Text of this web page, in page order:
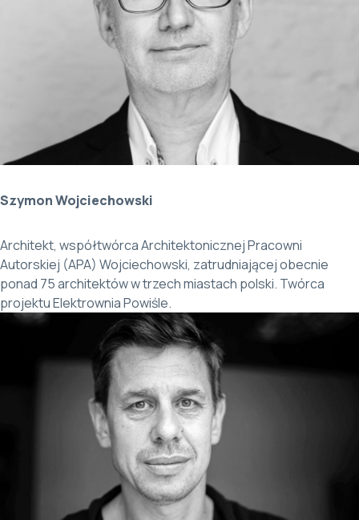
Szymon Wojciechowski
Architekt, współtwórca Architektonicznej Pracowni
Autorskiej (APA) Wojciechowski, zatrudniającej obecnie
ponad 75 architektów w trzech miastach polski. Twórca
projektu Elektrownia Powiśle.